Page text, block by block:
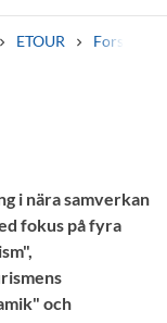
ETOUR Forskning
i nära samverkan
fokus på fyra
och